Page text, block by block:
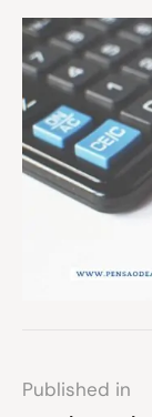
Published in